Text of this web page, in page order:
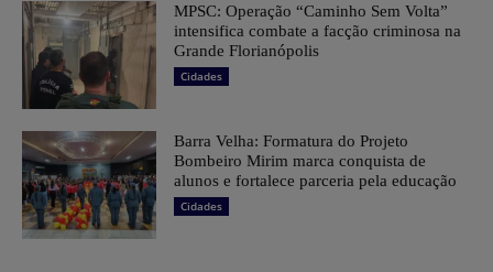
MPSC: Operação “Caminho Sem Volta”
intensifica combate a facção criminosa na
Grande Florianópolis
Cidades
Barra Velha: Formatura do Projeto
Bombeiro Mirim marca conquista de
alunos e fortalece parceria pela educação
Cidades